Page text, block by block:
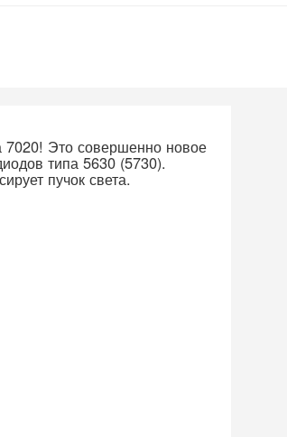
7020! Это совершенно новое
типа 5630 (5730).
пучок света.